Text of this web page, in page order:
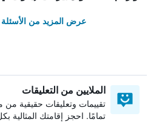
عرض المزيد من الأسئلة
الملايين من التعليقات
تقييمات وتعليقات حقيقية من
تمامًا. احجز إقامتك المثالية